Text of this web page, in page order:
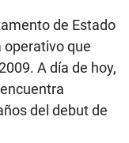
de Estado
que
A día de hoy,
del debut de